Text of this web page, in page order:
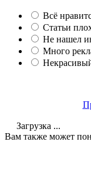
Всё
Статьи
Не нашел
Много
Загрузка ...
Вам также может